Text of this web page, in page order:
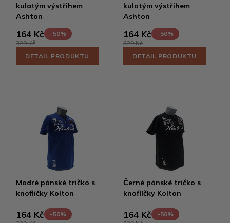
kulatým výstřihem
Ashton
164 Kč
-50%
329 Kč
DETAIL PRODUKTU
kulatým výstřihem
Ashton
164 Kč
-50%
329 Kč
DETAIL PRODUKTU
Modré pánské tričko s
knoflíčky Kolton
164 Kč
-50%
Černé pánské tričko s
knoflíčky Kolton
164 Kč
-50%